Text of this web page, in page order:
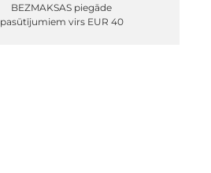
BEZMAKSAS piegāde
pasūtījumiem virs EUR 40